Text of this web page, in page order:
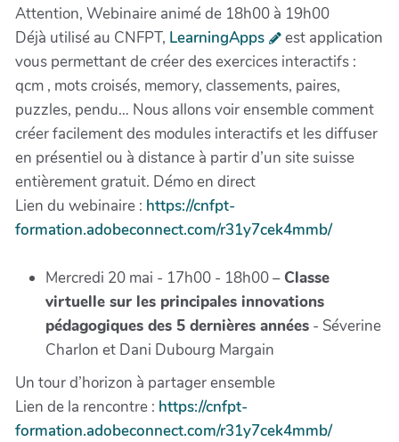
Attention, Webinaire animé de 18h00 à 19h00
Déjà utilisé au CNFPT, LearningApps
est application
vous permettant de créer des exercices interactifs :
qcm , mots croisés, memory, classements, paires,
puzzles, pendu… Nous allons voir ensemble comment
créer facilement des modules interactifs et les diffuser
en présentiel ou à distance à partir d’un site suisse
entièrement gratuit. Démo en direct
Lien du webinaire : https://cnfpt-
formation.adobeconnect.com/r31y7cek4mmb/
Mercredi 20 mai - 17h00 - 18h00 –Classe
virtuelle sur les principales innovations
pédagogiques des 5 dernières années - Séverine
Charlon et Dani Dubourg Margain
Un tour d’horizon à partager ensemble
Lien de la rencontre : https://cnfpt-
formation.adobeconnect.com/r31y7cek4mmb/